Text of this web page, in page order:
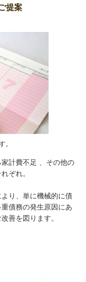
提案
。
計費不足 、その他の
ぞれ。
り、単に機械的に債
債務の発生原因にあ
善を図ります。